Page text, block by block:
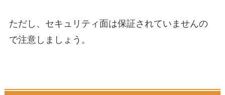
ただし、セキュリティ面は保証されていませんの
で注意しましょう。